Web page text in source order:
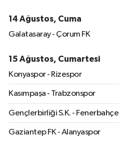
14 Ağustos, Cuma
Galatasaray - Çorum FK
15 Ağustos, Cumartesi
Konyaspor - Rizespor
Kasımpaşa - Trabzonspor
Gençlerbirliği S.K. - Fenerbahçe
Gaziantep FK - Alanyaspor